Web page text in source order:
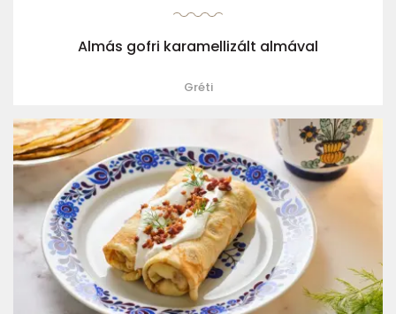
Almás gofri karamellizált almával
Gréti